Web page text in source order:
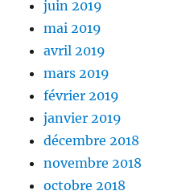
juin 2019
mai 2019
avril 2019
mars 2019
février 2019
janvier 2019
décembre 2018
novembre 2018
octobre 2018